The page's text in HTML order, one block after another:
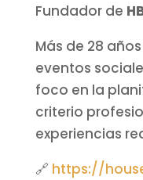
Fundador de
Más de 28
eventos
foco en la
criterio
experiencias
🔗 https://